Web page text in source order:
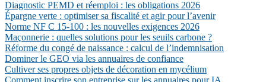
Diagnostic PEMD et réemploi : les obligations 2026
Épargne verte : optimiser sa fiscalité et agir pour l’avenir
Norme NF C 15-100 : les nouvelles exigences 2026
Maçonnerie : quelles solutions pour les seuils carbone ?
Réforme du congé de naissance : calcul de l’indemnisation
Dominer le GEO via les annuaires de confiance
Cultiver ses propres objets de décoration en mycélium
Comment inscrire son entreprise sur les annuaires pour IA